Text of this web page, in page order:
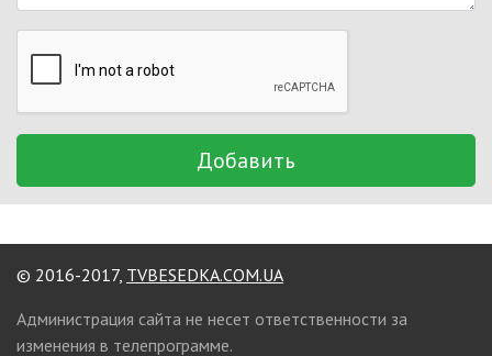
Добавить
© 2016-2017, TVBESEDKA.COM.UA
Администрация сайта не несет ответственности за
изменения в телепрограмме.